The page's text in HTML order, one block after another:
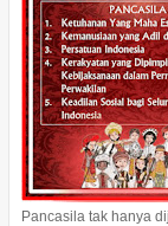
Pancasila tak hanya